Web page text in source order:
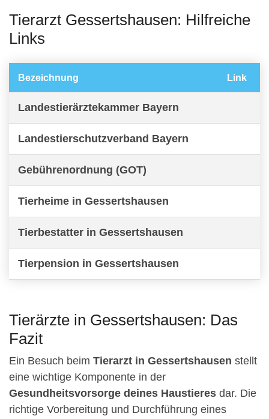
Tierarzt Gessertshausen: Hilfreiche
Links
Bezeichnung Link
Landestierärztekammer Bayern
Landestierschutzverband Bayern
Gebührenordnung (GOT)
Tierheime in Gessertshausen
Tierbestatter in Gessertshausen
Tierpension in Gessertshausen
Tierärzte in Gessertshausen: Das
Fazit
Ein Besuch beim Tierarzt in Gessertshausen stellt
eine wichtige Komponente in der
Gesundheitsvorsorge deines Haustieres dar. Die
richtige Vorbereitung und Durchführung eines